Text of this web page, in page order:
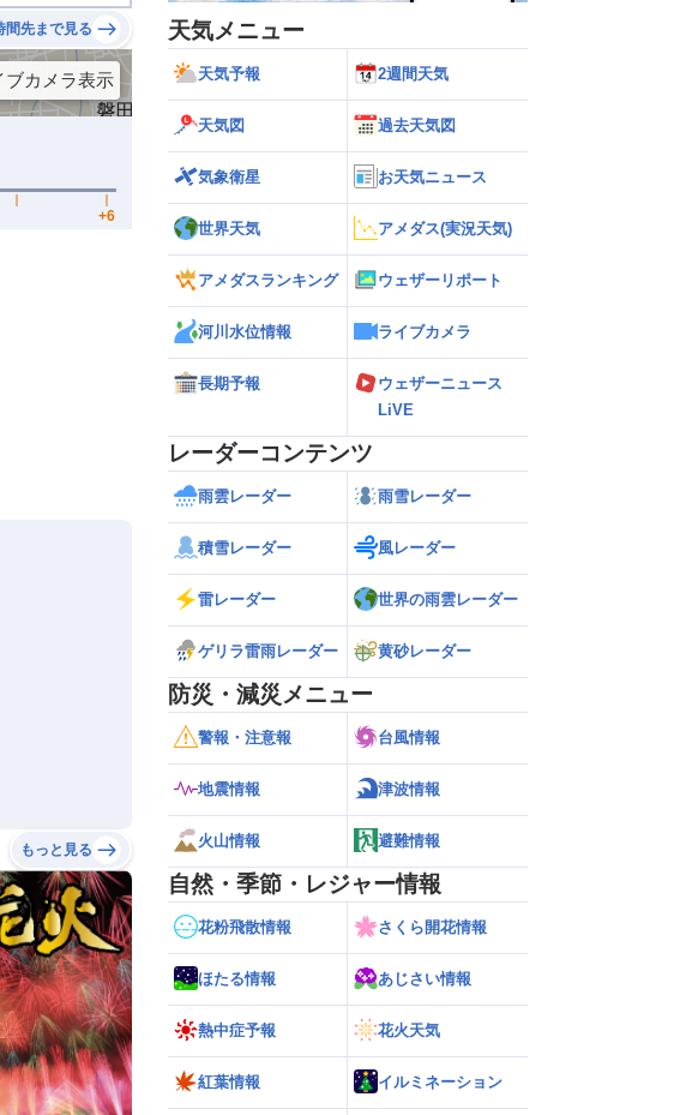
間先まで見る
もっと見る
天気メニュー
天気予報 2週間天気
天気図 過去天気図
気象衛星 お天気ニュース
世界天気 アメダス(実況天気)
アメダスランキング ウェザーリポート
河川水位情報 ライブカメラ
長期予報
ウェザーニュース
LiVE
レーダーコンテンツ
雨雲レーダー 雨雪レーダー
積雪レーダー 風レーダー
雷レーダー 世界の雨雲レーダー
ゲリラ雷雨レーダー 黄砂レーダー
防災・減災メニュー
警報・注意報 台風情報
地震情報 津波情報
火山情報 避難情報
自然・季節・レジャー情報
花粉飛散情報 さくら開花情報
ほたる情報 あじさい情報
熱中症予報 花火天気
紅葉情報 イルミネーション